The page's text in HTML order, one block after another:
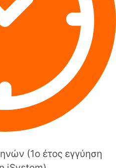
(1o έτος εγγύηση